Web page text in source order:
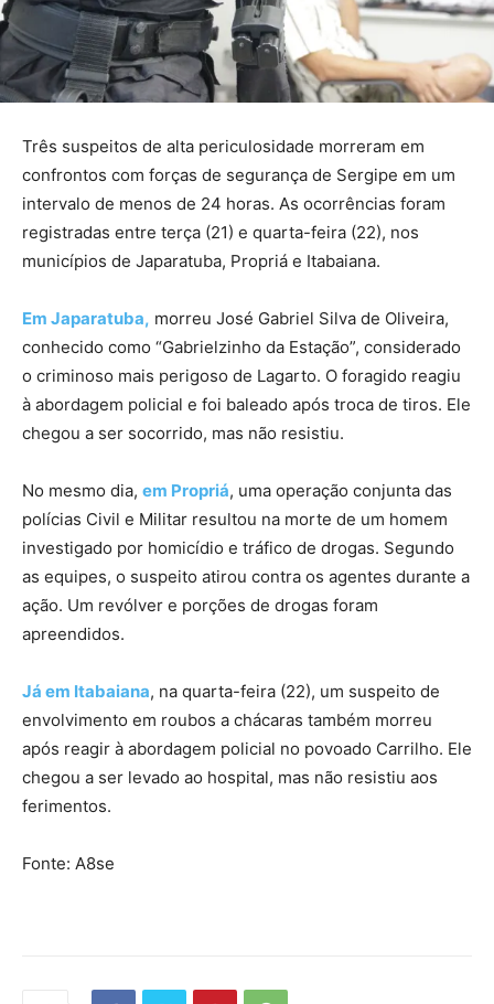
Três suspeitos de alta periculosidade morreram em
confrontos com forças de segurança de Sergipe em um
intervalo de menos de 24 horas. As ocorrências foram
registradas entre terça (21) e quarta-feira (22), nos
municípios de Japaratuba, Propriá e Itabaiana.
Em Japaratuba, morreu José Gabriel Silva de Oliveira,
conhecido como “Gabrielzinho da Estação”, considerado
o criminoso mais perigoso de Lagarto. O foragido reagiu
à abordagem policial e foi baleado após troca de tiros. Ele
chegou a ser socorrido, mas não resistiu.
No mesmo dia, em Propriá, uma operação conjunta das
polícias Civil e Militar resultou na morte de um homem
investigado por homicídio e tráfico de drogas. Segundo
as equipes, o suspeito atirou contra os agentes durante a
ação. Um revólver e porções de drogas foram
apreendidos.
Já em Itabaiana, na quarta-feira (22), um suspeito de
envolvimento em roubos a chácaras também morreu
após reagir à abordagem policial no povoado Carrilho. Ele
chegou a ser levado ao hospital, mas não resistiu aos
ferimentos.
Fonte: A8se